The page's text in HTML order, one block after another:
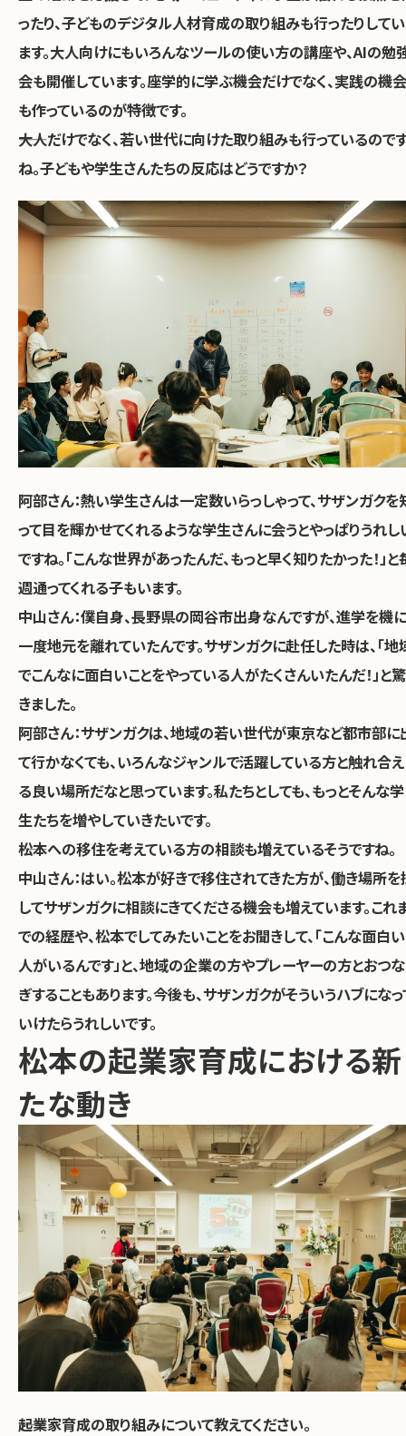
ったり、子どものデジタル人材育成の取り組みも行ったりしてい
ます。大人向けにもいろんなツールの使い方の講座や、AIの勉
会も開催しています。座学的に学ぶ機会だけでなく、実践の機会
も作っているのが特徴です。
――大人だけでなく、若い世代に向けた取り組みも行っているので
ね。子どもや学生さんたちの反応はどうですか？
阿部さん：熱い学生さんは一定数いらっしゃって、サザンガクを
って目を輝かせてくれるような学生さんに会うとやっぱりうれし
ですね。「こんな世界があったんだ、もっと早く知りたかった！」と
週通ってくれる子もいます。
中山さん：僕自身、長野県の岡谷市出身なんですが、進学を機に
一度地元を離れていたんです。サザンガクに赴任した時は、「地
でこんなに面白いことをやっている人がたくさんいたんだ！」と驚
きました。
阿部さん：サザンガクは、地域の若い世代が東京など都市部に
て行かなくても、いろんなジャンルで活躍している方と触れ合え
る良い場所だなと思っています。私たちとしても、もっとそんな学
生たちを増やしていきたいです。
――松本への移住を考えている方の相談も増えているそうですね。
中山さん：はい。松本が好きで移住されてきた方が、働き場所を
してサザンガクに相談にきてくださる機会も増えています。これ
での経歴や、松本でしてみたいことをお聞きして、「こんな面白い
人がいるんです」と、地域の企業の方やプレーヤーの方とおつな
ぎすることもあります。今後も、サザンガクがそういうハブにな
いけたらうれしいです。
松本の起業家育成における新
たな動き
――起業家育成の取り組みについて教えてください。